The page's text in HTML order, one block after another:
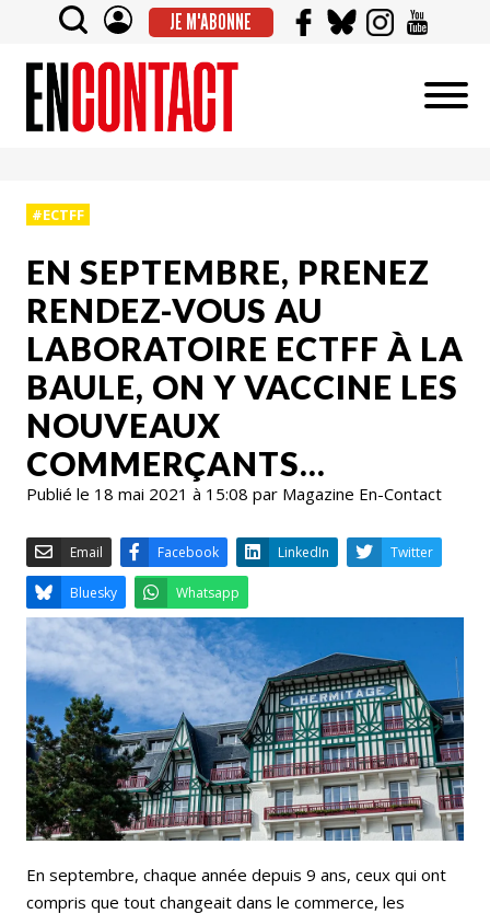
JE M'ABONNE
#ECTFF
EN SEPTEMBRE, PRENEZ
RENDEZ-VOUS AU
LABORATOIRE ECTFF À LA
BAULE, ON Y VACCINE LES
NOUVEAUX
COMMERÇANTS…
Publié le 18 mai 2021 à 15:08 par Magazine En-Contact
Email Facebook LinkedIn
Bluesky Whatsapp
En septembre, chaque année depuis 9 ans, ceux qui ont
compris que tout changeait dans le commerce, les